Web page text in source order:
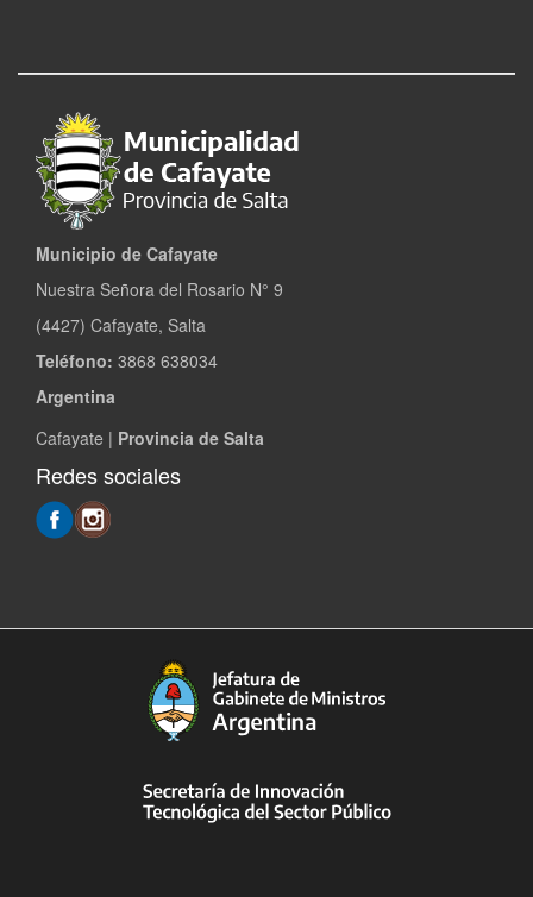
Municipio de Cafayate
Nuestra Señora del Rosario N° 9
(4427) Cafayate, Salta
Teléfono: 3868 638034
Argentina
Cafayate | Provincia de Salta
Redes sociales